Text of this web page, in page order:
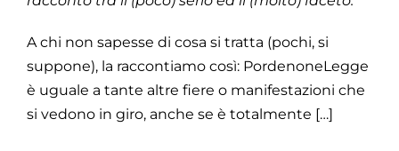
A chi non sapesse di cosa si tratta (pochi, si
suppone), la raccontiamo così: PordenoneLegge
è uguale a tante altre fiere o manifestazioni che
si vedono in giro, anche se è totalmente […]